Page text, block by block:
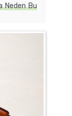
Neden Bu